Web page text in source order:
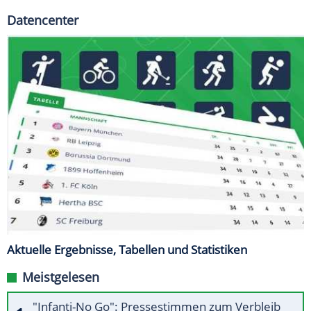
Datencenter
Aktuelle Ergebnisse, Tabellen und Statistiken
Meistgelesen
"Infanti-No Go": Pressestimmen zum Verbleib